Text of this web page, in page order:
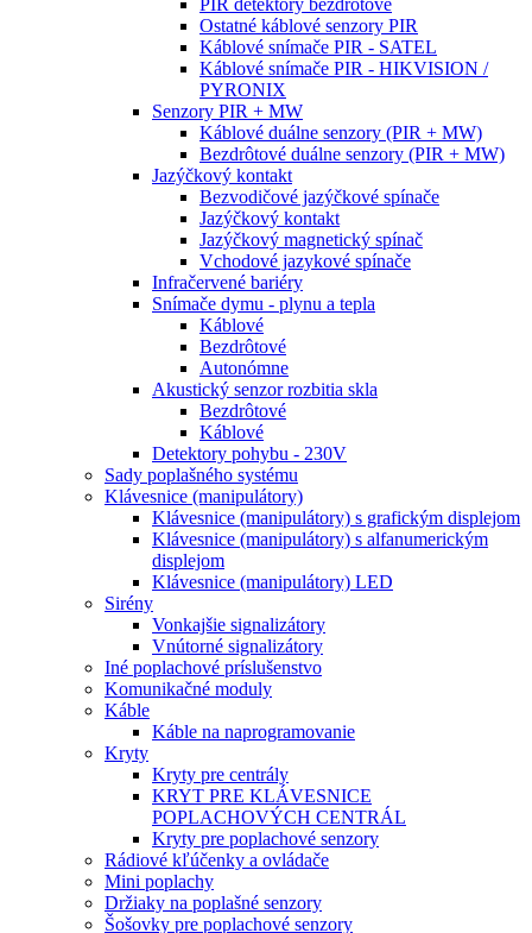
PIR detektory bezdrôtové
Ostatné káblové senzory PIR
Káblové snímače PIR - SATEL
Káblové snímače PIR - HIKVISION /
PYRONIX
Senzory PIR + MW
Káblové duálne senzory (PIR + MW)
Bezdrôtové duálne senzory (PIR + MW)
Jazýčkový kontakt
Bezvodičové jazýčkové spínače
Jazýčkový kontakt
Jazýčkový magnetický spínač
Vchodové jazykové spínače
Infračervené bariéry
Snímače dymu - plynu a tepla
Káblové
Bezdrôtové
Autonómne
Akustický senzor rozbitia skla
Bezdrôtové
Káblové
Detektory pohybu - 230V
Sady poplašného systému
Klávesnice (manipulátory)
Klávesnice (manipulátory) s grafickým displejom
Klávesnice (manipulátory) s alfanumerickým
displejom
Klávesnice (manipulátory) LED
Sirény
Vonkajšie signalizátory
Vnútorné signalizátory
Iné poplachové príslušenstvo
Komunikačné moduly
Káble
Káble na naprogramovanie
Kryty
Kryty pre centrály
KRYT PRE KLÁVESNICE
POPLACHOVÝCH CENTRÁL
Kryty pre poplachové senzory
Rádiové kľúčenky a ovládače
Mini poplachy
Držiaky na poplašné senzory
Šošovky pre poplachové senzory